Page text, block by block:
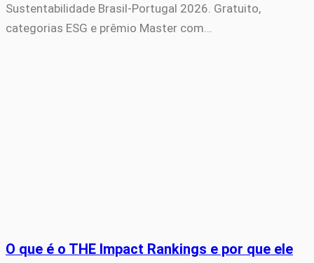
Sustentabilidade Brasil-Portugal 2026. Gratuito,
categorias ESG e prêmio Master com…
O que é o THE Impact Rankings e por que ele